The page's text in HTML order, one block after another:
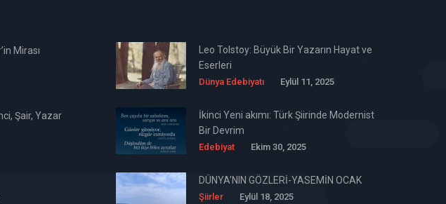
Mirası
Leo Tolstoy: Büyük Bir Yazarın Hayat ve
Eserleri
Dünya Edebiyatı Eylül 11, 2025
Şair, Yazar
İkinci Yeni akımı: Türk Şiirinde Modernist
Bir Devrim
Edebiyat Ekim 30, 2025
DÜNYA’NIN GÖZLERİ-YASEMİN OCAK
Şiirler Eylül 18, 2025